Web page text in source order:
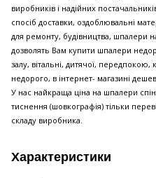
виробників і надійних
спосіб доставки, оздоблювальні
для ремонту, будівництва, шпалери
дозволять Вам купити шпалери
залу, вітальні, дитячої,
недорого, в інтернет- магазині
У нас найкраща ціна на шпалери
тиснення (шовкографія) тільки
складу виробника.
Характеристики